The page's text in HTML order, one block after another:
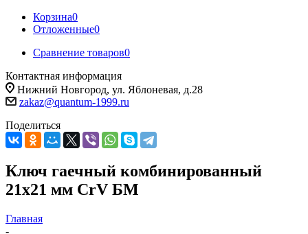
Корзина0
Отложенные0
Сравнение товаров0
Контактная информация
Нижний Новгород, ул. Яблоневая, д.28
zakaz@quantum-1999.ru
Поделиться
Ключ гаечный комбинированный
21х21 мм CrV БМ
Главная
-